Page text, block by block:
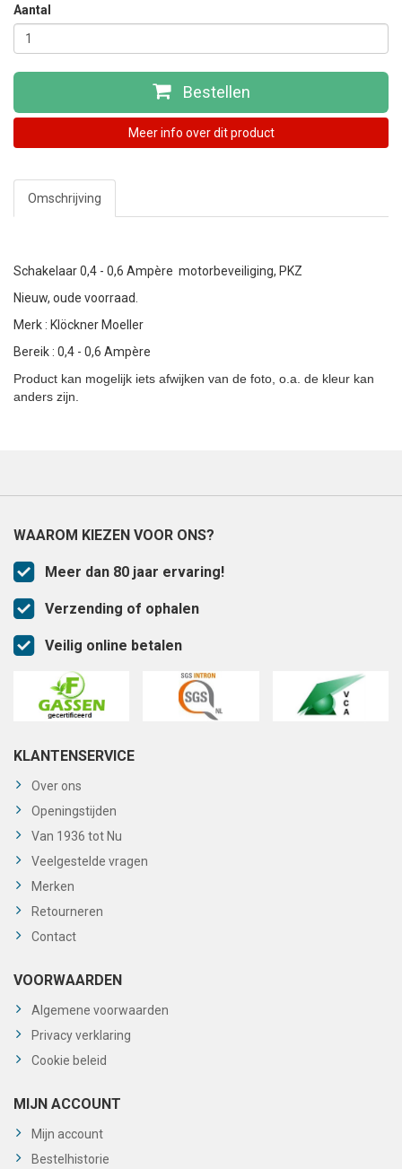
Aantal
Bestellen
Meer info over dit product
Omschrijving
Schakelaar 0,4 - 0,6 Ampère motorbeveiliging, PKZ
Nieuw, oude voorraad.
Merk : Klöckner Moeller
Bereik : 0,4 - 0,6 Ampère
Product kan mogelijk iets afwijken van de foto, o.a. de kleur kan
anders zijn.
WAAROM KIEZEN VOOR ONS?
Meer dan 80 jaar ervaring!
Verzending of ophalen
Veilig online betalen
KLANTENSERVICE
Over ons
Openingstijden
Van 1936 tot Nu
Veelgestelde vragen
Merken
Retourneren
Contact
VOORWAARDEN
Algemene voorwaarden
Privacy verklaring
Cookie beleid
MIJN ACCOUNT
Mijn account
Bestelhistorie